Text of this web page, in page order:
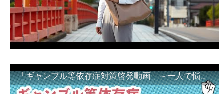
「ギャンブル等依存症対策啓発動画 ～一人で悩まず、家族で悩まず、まず！相談機関へ～」